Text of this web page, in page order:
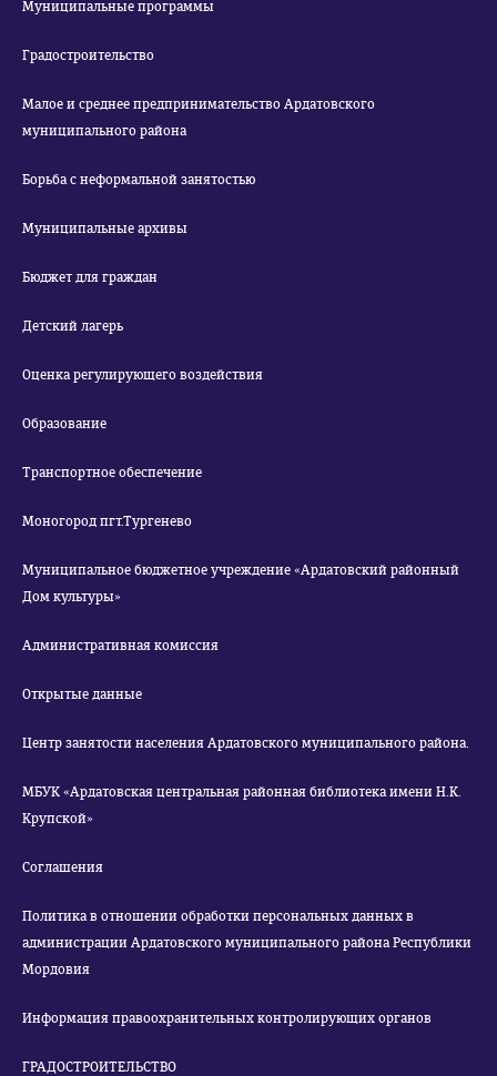
Муниципальные программы
Градостроительство
Малое и среднее предпринимательство Ардатовского
муниципального района
Борьба с неформальной занятостью
Муниципальные архивы
Бюджет для граждан
Детский лагерь
Оценка регулирующего воздействия
Образование
Транспортное обеспечение
Моногород пгт.Тургенево
Муниципальное бюджетное учреждение «Ардатовский районный
Дом культуры»
Административная комиссия
Открытые данные
Центр занятости населения Ардатовского муниципального района.
МБУК «Ардатовская центральная районная библиотека имени Н.К.
Крупской»
Соглашения
Политика в отношении обработки персональных данных в
администрации Ардатовского муниципального района Республики
Мордовия
Информация правоохранительных контролирующих органов
ГРАДОСТРОИТЕЛЬСТВО